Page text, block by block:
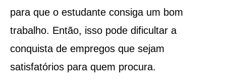
para que o estudante consiga um bom
trabalho. Então, isso pode dificultar a
conquista de empregos que sejam
satisfatórios para quem procura.